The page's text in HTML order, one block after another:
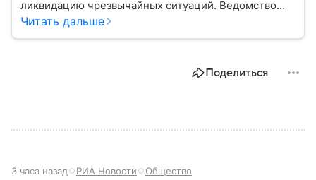
ликвидацию чрезвычайных ситуаций. Ведомство
играет важную роль в защите граждан от
задачи выполняет и какую роль играет в
Читать дальше
Поделиться
3 часа назад РИА Новости Общество